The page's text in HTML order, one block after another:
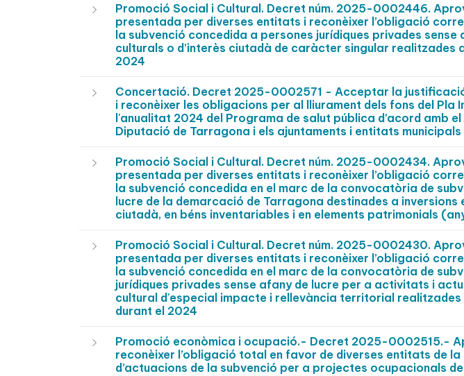
Promoció Social i Cultural. Decret núm. 2025-0002446.
presentada per diverses entitats i reconèixer l’obligació
la subvenció concedida a persones jurídiques privades
culturals o d’interès ciutadà de caràcter singular realitzades
2024
Concertació. Decret 2025-0002571 - Acceptar la
i reconèixer les obligacions per al lliurament dels fons del Pla
l'anualitat 2024 del Programa de salut pública d’acord amb
Diputació de Tarragona i els ajuntaments i entitats
Promoció Social i Cultural. Decret núm. 2025-0002434.
presentada per diverses entitats i reconèixer l’obligació
la subvenció concedida en el marc de la convocatòria de
lucre de la demarcació de Tarragona destinades a inversions
ciutadà, en béns inventariables i en elements patrimonials
Promoció Social i Cultural. Decret núm. 2025-0002430.
presentada per diverses entitats i reconèixer l’obligació
la subvenció concedida en el marc de la convocatòria de
jurídiques privades sense afany de lucre per a activitats i
cultural d'especial impacte i rellevància territorial
durant el 2024
Promoció econòmica i ocupació.- Decret 2025-0002515.-
reconèixer l’obligació total en favor de diverses entitats de
d’actuacions de la subvenció per a projectes ocupacionals de